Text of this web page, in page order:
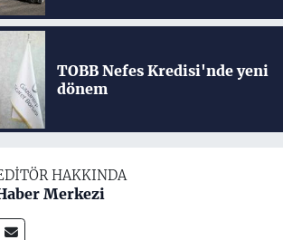
TOBB Nefes Kredisi'nde yeni
dönem
HAKKINDA
Merkezi